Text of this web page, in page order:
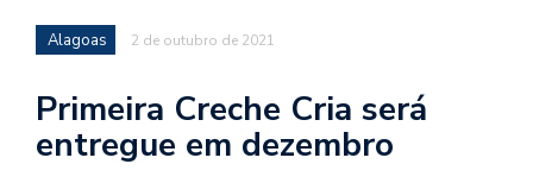
Alagoas 2 de outubro de 2021
Primeira Creche Cria será
entregue em dezembro